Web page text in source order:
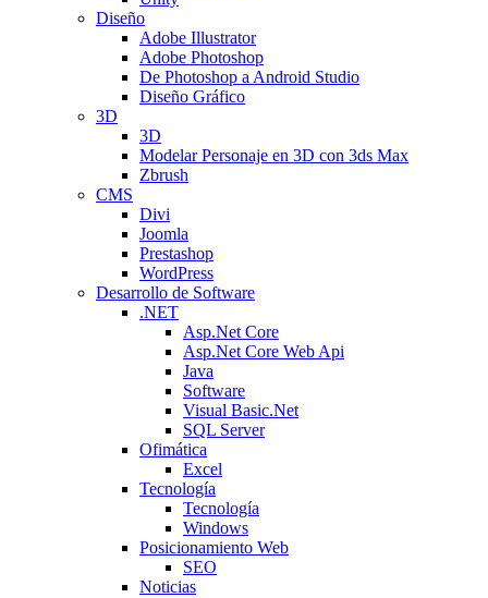
Diseño
Adobe Illustrator
Adobe Photoshop
De Photoshop a Android Studio
Diseño Gráfico
3D
3D
Modelar Personaje en 3D con 3ds Max
Zbrush
CMS
Divi
Joomla
Prestashop
WordPress
Desarrollo de Software
.NET
Asp.Net Core
Asp.Net Core Web Api
Java
Software
Visual Basic.Net
SQL Server
Ofimática
Excel
Tecnología
Tecnología
Windows
Posicionamiento Web
SEO
Noticias